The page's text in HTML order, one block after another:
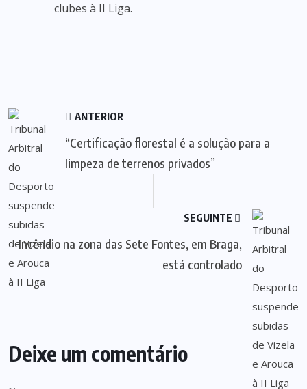
clubes à II Liga.
ANTERIOR
“Certificação florestal é a solução para a
limpeza de terrenos privados”
SEGUINTE
Incêndio na zona das Sete Fontes, em Braga,
está controlado
Deixe um comentário